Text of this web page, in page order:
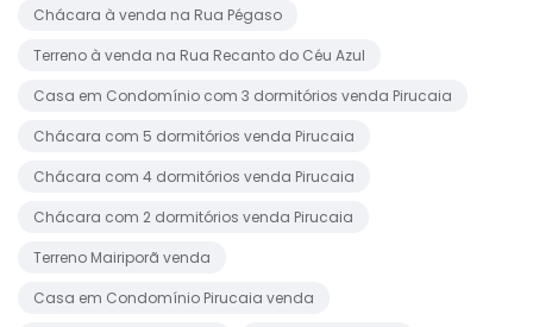
Chácara à venda na Rua Pégaso
Terreno à venda na Rua Recanto do Céu Azul
Casa em Condomínio com 3 dormitórios venda Pirucaia
Chácara com 5 dormitórios venda Pirucaia
Chácara com 4 dormitórios venda Pirucaia
Chácara com 2 dormitórios venda Pirucaia
Terreno Mairiporã venda
Casa em Condomínio Pirucaia venda